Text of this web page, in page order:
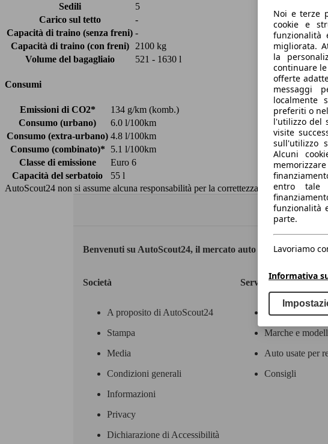
Sedili
5
Carico sul tetto
-
Capacità di traino (senza freni) -
Capacità di traino (con freni)
2100 kg
Volume del bagagliaio
521 - 1630 l
Consumi
Emissioni di CO2*
134 g/km (komb.)
Consumo (urbano)
6.0 l/100km
Consumo (extra-urbano) 4.8 l/100km
Consumo (combinato)*
5.1 l/100km
Classe di emissione
Euro 6
Capacità del serbatoio
55 l
AutoScout24 non si assume alcuna responsabilità per la correttezza dei dati.
Benvenuti su AutoScout24, il mercato auto europeo.
Società
A proposito di AutoScout24
Stampa
Media
Condizioni generali
Informazioni
Privacy
Dichiarazione di Accessibilità
Servizi
Contatti
Marche e
Auto usate per
Consigli
Noi e terze
cookie e
funzionalità
migliorata.
la
continuare
offerte
messaggi
localmente
preferiti o
l'utilizzo del
visite
sull'utilizzo
Alcuni
entro tale
funzionalità
parte.
Lavoriamo
Informativa